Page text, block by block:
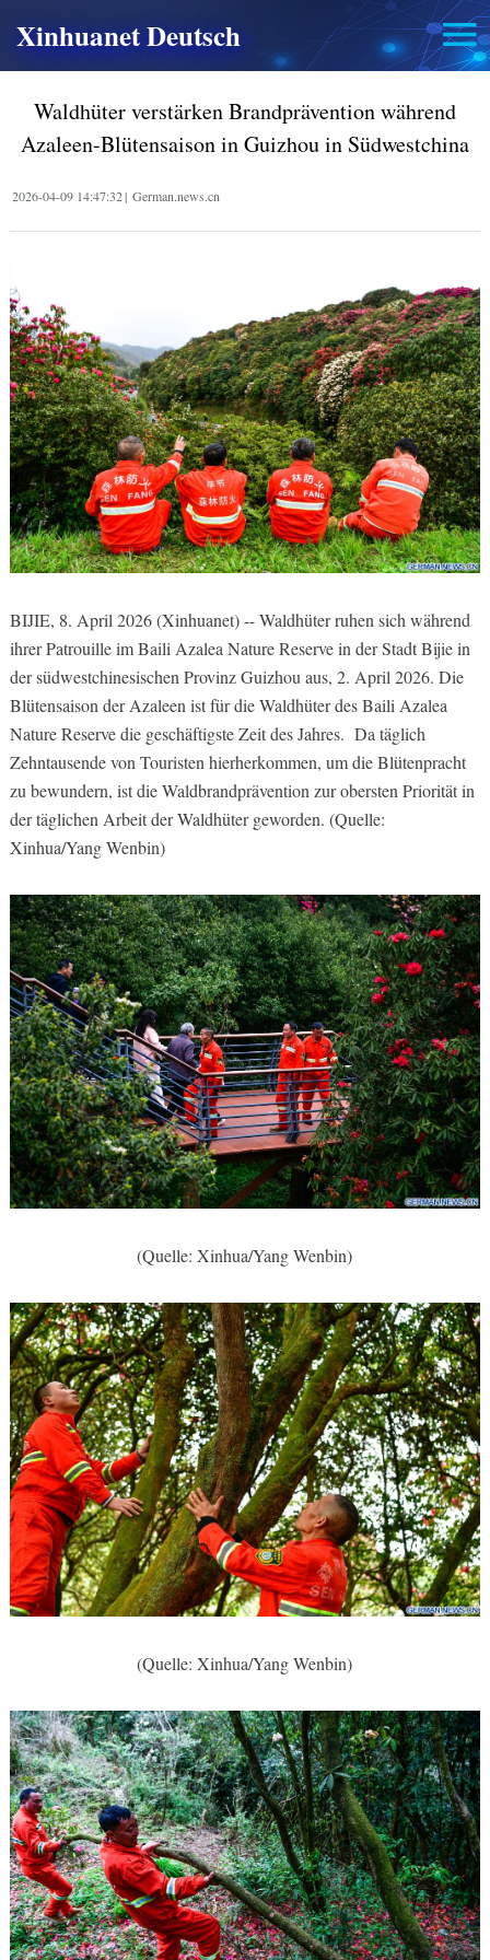
Xinhuanet Deutsch
Waldhüter verstärken Brandprävention während
Azaleen-Blütensaison in Guizhou in Südwestchina
2026-04-09 14:47:32| German.news.cn
BIJIE, 8. April 2026 (Xinhuanet) -- Waldhüter ruhen sich während
ihrer Patrouille im Baili Azalea Nature Reserve in der Stadt Bijie in
der südwestchinesischen Provinz Guizhou aus, 2. April 2026. Die
Blütensaison der Azaleen ist für die Waldhüter des Baili Azalea
Nature Reserve die geschäftigste Zeit des Jahres. Da täglich
Zehntausende von Touristen hierherkommen, um die Blütenpracht
zu bewundern, ist die Waldbrandprävention zur obersten Priorität in
der täglichen Arbeit der Waldhüter geworden. (Quelle:
Xinhua/Yang Wenbin)
(Quelle: Xinhua/Yang Wenbin)
(Quelle: Xinhua/Yang Wenbin)